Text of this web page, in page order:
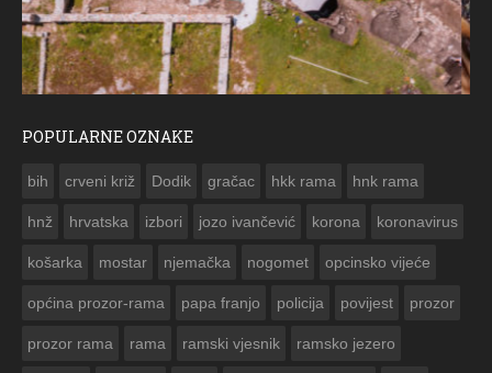
POPULARNE OZNAKE
bih crveni križ Dodik gračac hkk rama hnk rama
hnž hrvatska izbori jozo ivančević korona koronavirus
košarka mostar njemačka nogomet opcinsko vijeće
općina prozor-rama papa franjo policija povijest prozor
prozor rama rama ramski vjesnik ramsko jezero